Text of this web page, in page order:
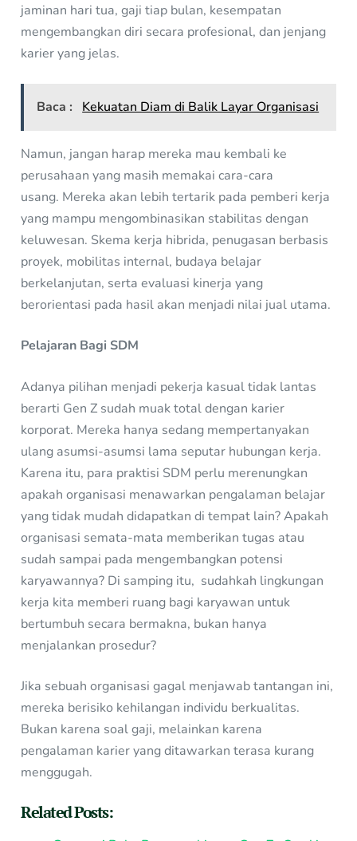
jaminan hari tua, gaji tiap bulan, kesempatan
mengembangkan diri secara profesional, dan jenjang
karier yang jelas.
Baca : Kekuatan Diam di Balik Layar Organisasi
Namun, jangan harap mereka mau kembali ke
perusahaan yang masih memakai cara-cara
usang. Mereka akan lebih tertarik pada pemberi kerja
yang mampu mengombinasikan stabilitas dengan
keluwesan. Skema kerja hibrida, penugasan berbasis
proyek, mobilitas internal, budaya belajar
berkelanjutan, serta evaluasi kinerja yang
berorientasi pada hasil akan menjadi nilai jual utama.
Pelajaran Bagi SDM
Adanya pilihan menjadi pekerja kasual tidak lantas
berarti Gen Z sudah muak total dengan karier
korporat. Mereka hanya sedang mempertanyakan
ulang asumsi-asumsi lama seputar hubungan kerja.
Karena itu, para praktisi SDM perlu merenungkan
apakah organisasi menawarkan pengalaman belajar
yang tidak mudah didapatkan di tempat lain? Apakah
organisasi semata-mata memberikan tugas atau
sudah sampai pada mengembangkan potensi
karyawannya? Di samping itu, sudahkah lingkungan
kerja kita memberi ruang bagi karyawan untuk
bertumbuh secara bermakna, bukan hanya
menjalankan prosedur?
Jika sebuah organisasi gagal menjawab tantangan ini,
mereka berisiko kehilangan individu berkualitas.
Bukan karena soal gaji, melainkan karena
pengalaman karier yang ditawarkan terasa kurang
menggugah.
Related Posts: